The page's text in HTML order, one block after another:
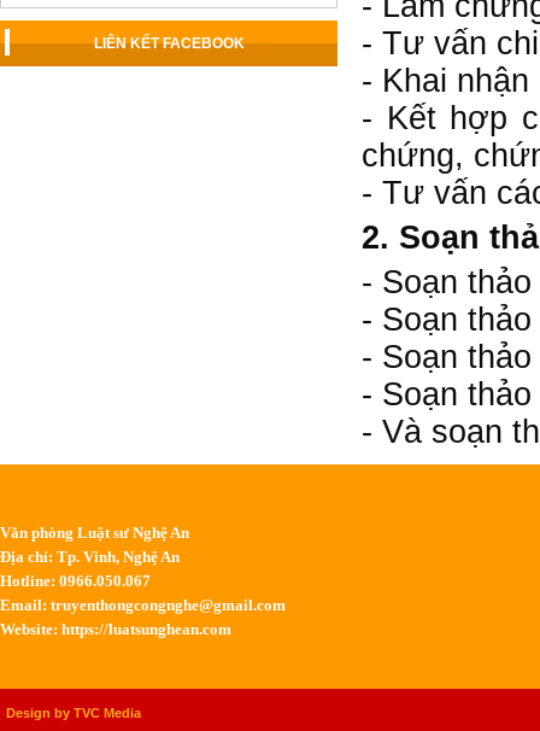
LIÊN KẾT FACEBOOK
- Tư vấn
- Khai
- Kết hợp
chứng,
- Tư vấn
2. Soạn
- Soạn
- Soạn
- Soạn
- Soạn
- Và soạn
Văn phòng Luật sư Nghệ An
Địa chỉ: Tp. Vinh, Nghệ An
Hotline: 0966.050.067
Email: truyenthongcongnghe@gmail.com
Website: https://luatsunghean.com
Design by TVC Media